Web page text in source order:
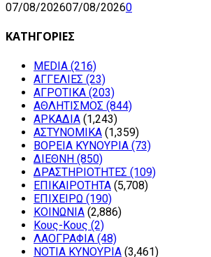
07/08/202607/08/20260
ΚΑΤΗΓΟΡΙΕΣ
MEDIA (216)
ΑΓΓΕΛΙΕΣ (23)
ΑΓΡΟΤΙΚΑ (203)
ΑΘΛΗΤΙΣΜΟΣ (844)
ΑΡΚΑΔΙΑ (1,243)
ΑΣΤΥΝΟΜΙΚΑ (1,359)
ΒΟΡΕΙΑ ΚΥΝΟΥΡΙΑ (73)
ΔΙΕΘΝΗ (850)
ΔΡΑΣΤΗΡΙΟΤΗΤΕΣ (109)
ΕΠΙΚΑΙΡΟΤΗΤΑ (5,708)
ΕΠΙΧΕΙΡΩ (190)
ΚΟΙΝΩΝΙΑ (2,886)
Κους-Κους (2)
ΛΑΟΓΡΑΦΙΑ (48)
ΝΟΤΙΑ ΚΥΝΟΥΡΙΑ (3,461)